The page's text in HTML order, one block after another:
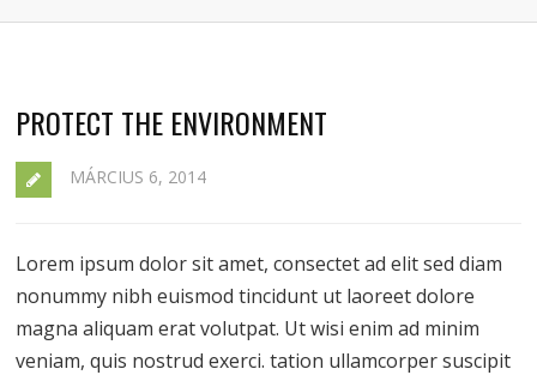
PROTECT THE ENVIRONMENT
MÁRCIUS 6, 2014
Lorem ipsum dolor sit amet, consectet ad elit sed diam
nonummy nibh euismod tincidunt ut laoreet dolore
magna aliquam erat volutpat. Ut wisi enim ad minim
veniam, quis nostrud exerci. tation ullamcorper suscipit